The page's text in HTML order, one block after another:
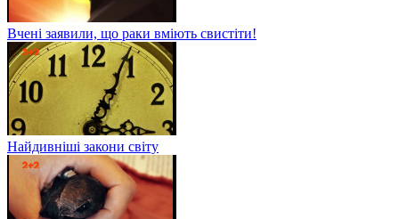
Вчені заявили, що раки вміють свистіти!
Найдивніші закони світу